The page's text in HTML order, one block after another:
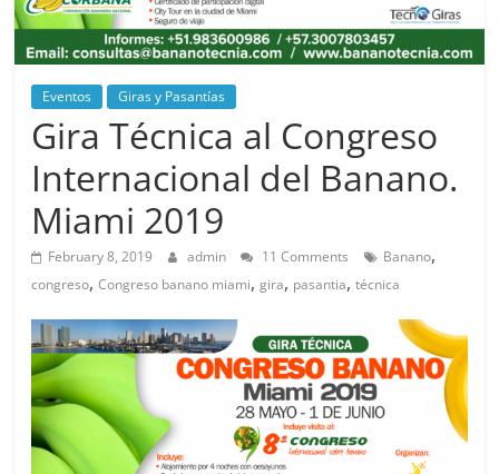
Eventos Giras y Pasantías
Gira Técnica al Congreso
Internacional del Banano.
Miami 2019
February 8, 2019 admin 11 Comments Banano,
congreso,Congreso banano miami,gira, pasantia,técnica